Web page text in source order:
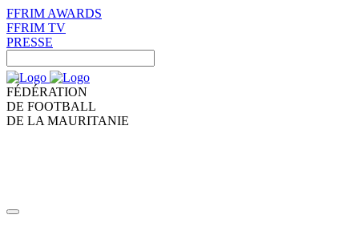
FFRIM AWARDS
FFRIM TV
PRESSE
FÉDÉRATION
DE FOOTBALL
DE LA MAURITANIE